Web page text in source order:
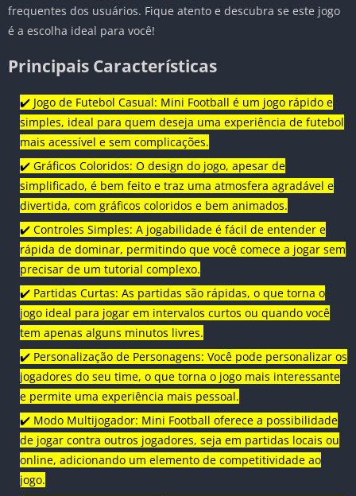
frequentes dos usuários. Fique atento e descubra se este jogo
é a escolha ideal para você!
Principais Características
✔️ Jogo de Futebol Casual: Mini Football é um jogo rápido e
simples, ideal para quem deseja uma experiência de futebol
mais acessível e sem complicações.
✔️ Gráficos Coloridos: O design do jogo, apesar de
simplificado, é bem feito e traz uma atmosfera agradável e
divertida, com gráficos coloridos e bem animados.
✔️ Controles Simples: A jogabilidade é fácil de entender e
rápida de dominar, permitindo que você comece a jogar sem
precisar de um tutorial complexo.
✔️ Partidas Curtas: As partidas são rápidas, o que torna o
jogo ideal para jogar em intervalos curtos ou quando você
tem apenas alguns minutos livres.
✔️ Personalização de Personagens: Você pode personalizar os
jogadores do seu time, o que torna o jogo mais interessante
e permite uma experiência mais pessoal.
✔️ Modo Multijogador: Mini Football oferece a possibilidade
de jogar contra outros jogadores, seja em partidas locais ou
online, adicionando um elemento de competitividade ao
jogo.